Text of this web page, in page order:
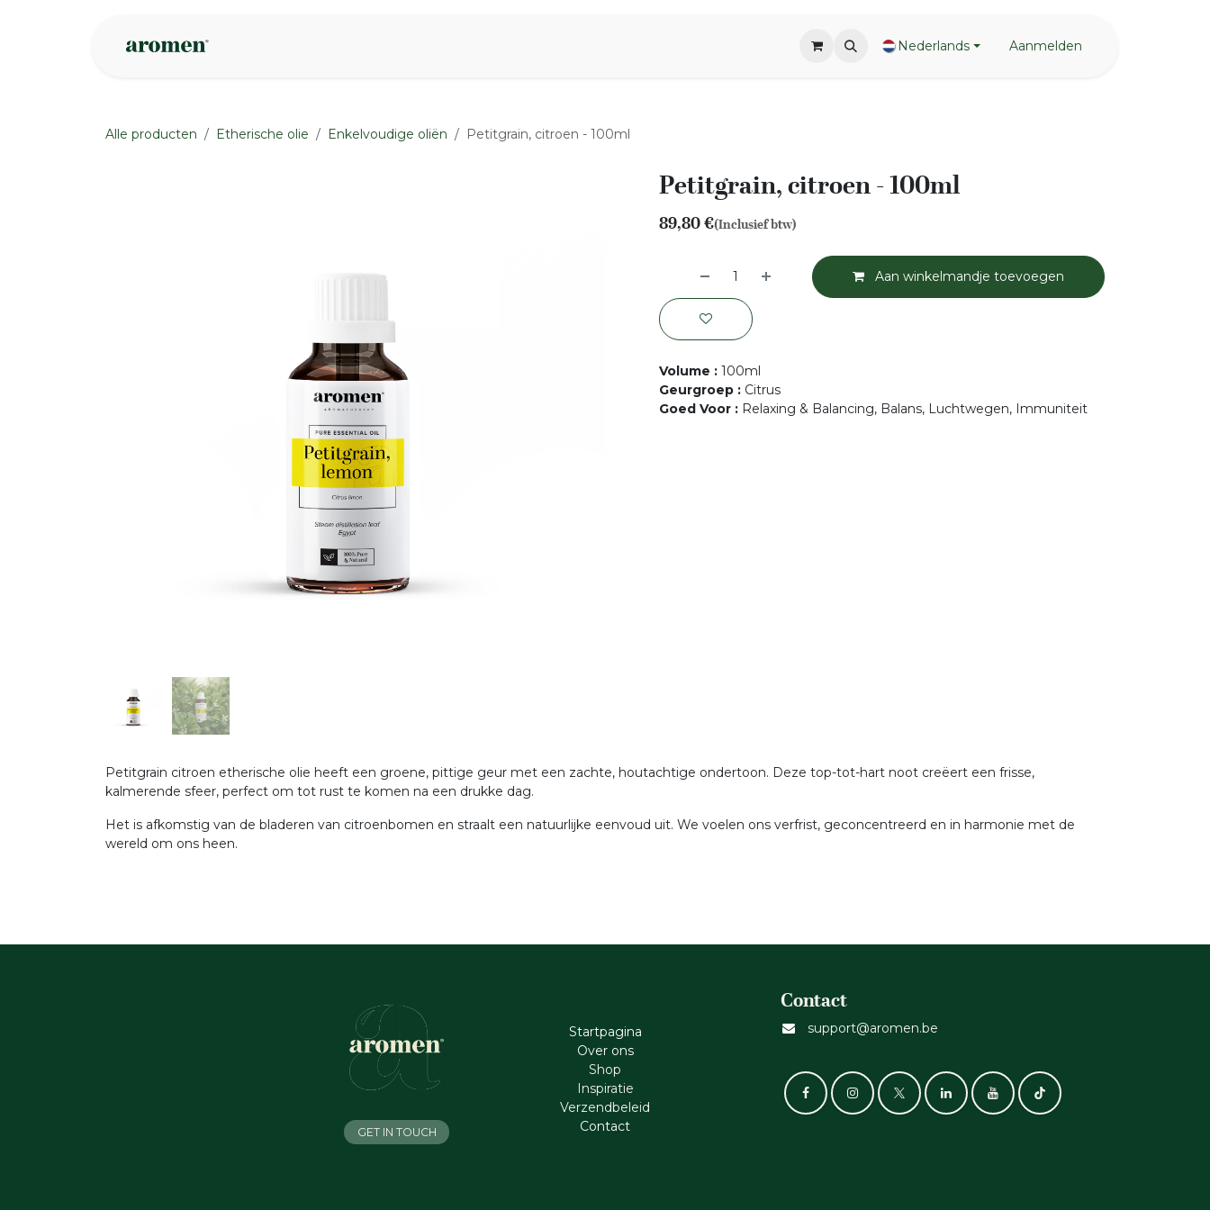
Nederlands Aanmelden
Alle producten Etherische olie Enkelvoudige oliën Petitgrain, citroen - 100ml
Petitgrain, citroen - 100ml
89,80€(Inclusief btw)
Aan winkelmandje toevoegen
Volume : 100ml
Geurgroep : Citrus
Goed Voor : Relaxing & Balancing, Balans, Luchtwegen, Immuniteit
Petitgrain citroen etherische olie heeft een groene, pittige geur met een zachte, houtachtige ondertoon. Deze top-tot-hart noot creëert een frisse,
kalmerende sfeer, perfect om tot rust te komen na een drukke dag.
Het is afkomstig van de bladeren van citroenbomen en straalt een natuurlijke eenvoud uit. We voelen ons verfrist, geconcentreerd en in harmonie met de
wereld om ons heen.
Startpagina
Ove​r​ ons
Shop
Inspiratie
Verzendbeleid
Cont​act
Contact
support@aromen.be
GET IN TOUCH